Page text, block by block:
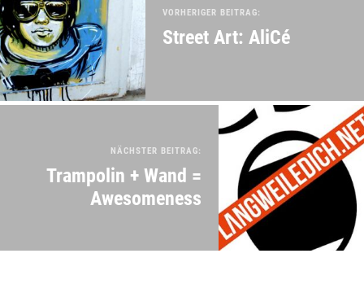
VORHERIGER BEITRAG:
Street Art: AliCé
NÄCHSTER BEITRAG:
Trampolin + Wand =
Awesomeness